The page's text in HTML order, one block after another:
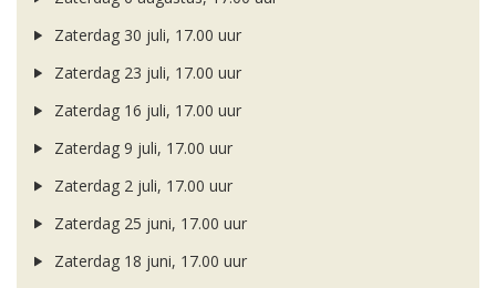
Zaterdag 30 juli, 17.00 uur
Zaterdag 23 juli, 17.00 uur
Zaterdag 16 juli, 17.00 uur
Zaterdag 9 juli, 17.00 uur
Zaterdag 2 juli, 17.00 uur
Zaterdag 25 juni, 17.00 uur
Zaterdag 18 juni, 17.00 uur